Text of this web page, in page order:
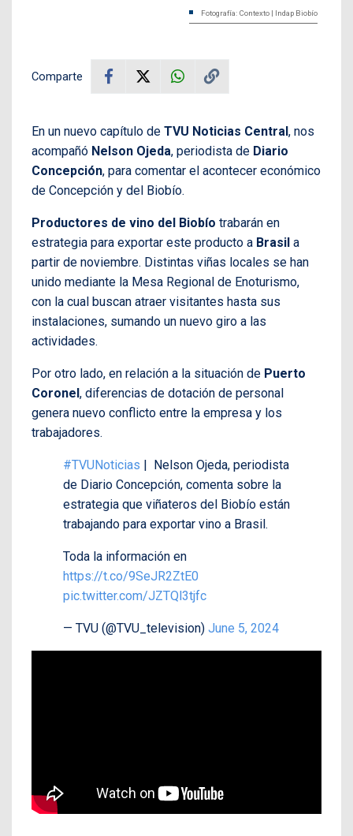
Fotografía: Contexto | Indap Biobío
Comparte
En un nuevo capítulo de TVU Noticias Central, nos
acompañó Nelson Ojeda, periodista de Diario
Concepción, para comentar el acontecer económico
de Concepción y del Biobío.
Productores de vino del Biobío trabarán en
estrategia para exportar este producto a Brasil a
partir de noviembre. Distintas viñas locales se han
unido mediante la Mesa Regional de Enoturismo,
con la cual buscan atraer visitantes hasta sus
instalaciones, sumando un nuevo giro a las
actividades.
Por otro lado, en relación a la situación de Puerto
Coronel, diferencias de dotación de personal
genera nuevo conflicto entre la empresa y los
trabajadores.
#TVUNoticias | Nelson Ojeda, periodista
de Diario Concepción, comenta sobre la
estrategia que viñateros del Biobío están
trabajando para exportar vino a Brasil.
Toda la información en
https://t.co/9SeJR2ZtE0
pic.twitter.com/JZTQl3tjfc
— TVU (@TVU_television) June 5, 2024